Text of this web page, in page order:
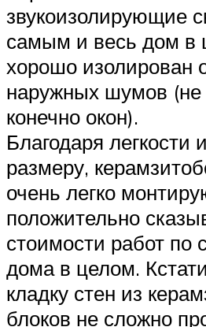
звукоизолирующие
самым и весь дом в
хорошо изолирован
наружных шумов (не
конечно окон).
Благодаря
размеру,
очень легко
положительно
стоимости работ по
дома в целом.
кладку стен из
блоков не сложно